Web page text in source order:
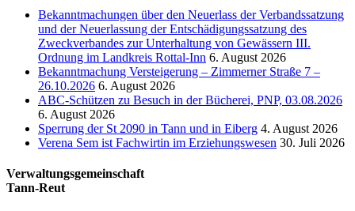
Bekanntmachungen über den Neuerlass der Verbandssatzung
und der Neuerlassung der Entschädigungssatzung des
Zweckverbandes zur Unterhaltung von Gewässern III.
Ordnung im Landkreis Rottal-Inn 6. August 2026
Bekanntmachung Versteigerung – Zimmerner Straße 7 –
26.10.2026 6. August 2026
ABC-Schützen zu Besuch in der Bücherei, PNP, 03.08.2026
6. August 2026
Sperrung der St 2090 in Tann und in Eiberg 4. August 2026
Verena Sem ist Fachwirtin im Erziehungswesen 30. Juli 2026
Verwaltungsgemeinschaft
Tann-Reut